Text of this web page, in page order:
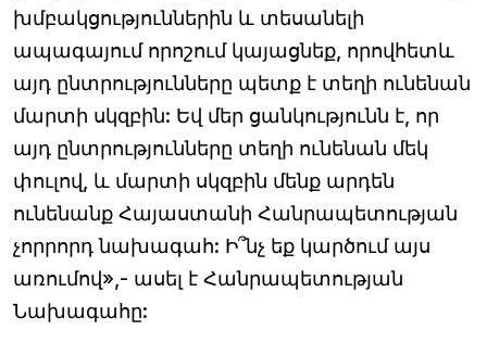
խմբակցություններին և տեսանելի
ապագայում որոշում կայացնեք, որովհետև
այդ ընտրությունները պետք է տեղի ունենան
մարտի սկզբին: Եվ մեր ցանկությունն է, որ
այդ ընտրությունները տեղի ունենան մեկ
փուլով, և մարտի սկզբին մենք արդեն
ունենանք Հայաստանի Հանրապետության
չորրորդ նախագահ: Ի՞նչ եք կարծում այս
առումով»,- ասել է Հանրապետության
Նախագահը: